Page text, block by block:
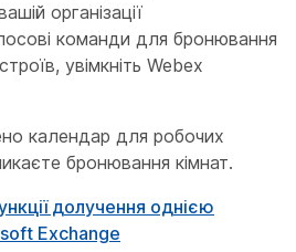
організації
команди для бронювання
увімкніть Webex
календар для робочих
бронювання кімнат.
долучення однією
Exchange